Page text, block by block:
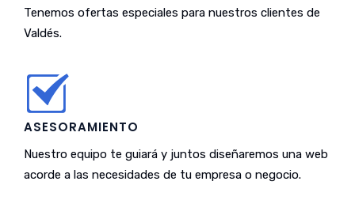
Tenemos ofertas especiales para nuestros clientes de
Valdés.
ASESORAMIENTO
Nuestro equipo te guiará y juntos diseñaremos una web
acorde a las necesidades de tu empresa o negocio.